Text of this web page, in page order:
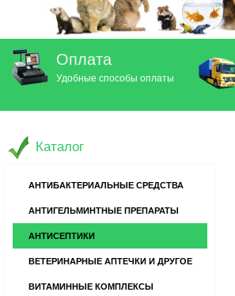
Оплата
Удобные способы оплаты
Каталог
АНТИБАКТЕРИАЛЬНЫЕ СРЕДСТВА
АНТИГЕЛЬМИНТНЫЕ ПРЕПАРАТЫ
АНТИСЕПТИКИ
ВЕТЕРИНАРНЫЕ АПТЕЧКИ И ДРУГОЕ
ВИТАМИННЫЕ КОМПЛЕКСЫ